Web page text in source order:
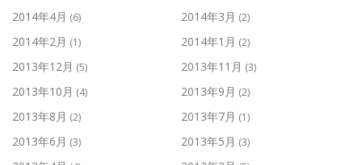
2014年4月 (6) 2014年3月 (2)
2014年2月 (1) 2014年1月 (2)
2013年12月 (5) 2013年11月 (3)
2013年10月 (4) 2013年9月 (2)
2013年8月 (2) 2013年7月 (1)
2013年6月 (3) 2013年5月 (3)